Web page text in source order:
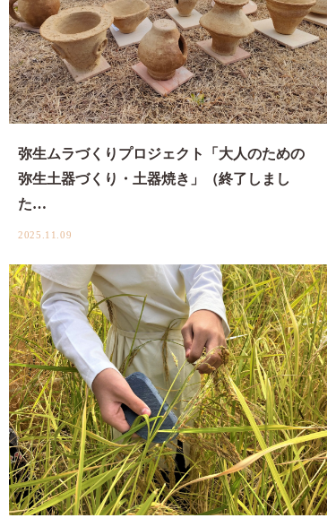
弥生ムラづくりプロジェクト「大人のための
弥生土器づくり・土器焼き」（終了しまし
た…
2025.11.09